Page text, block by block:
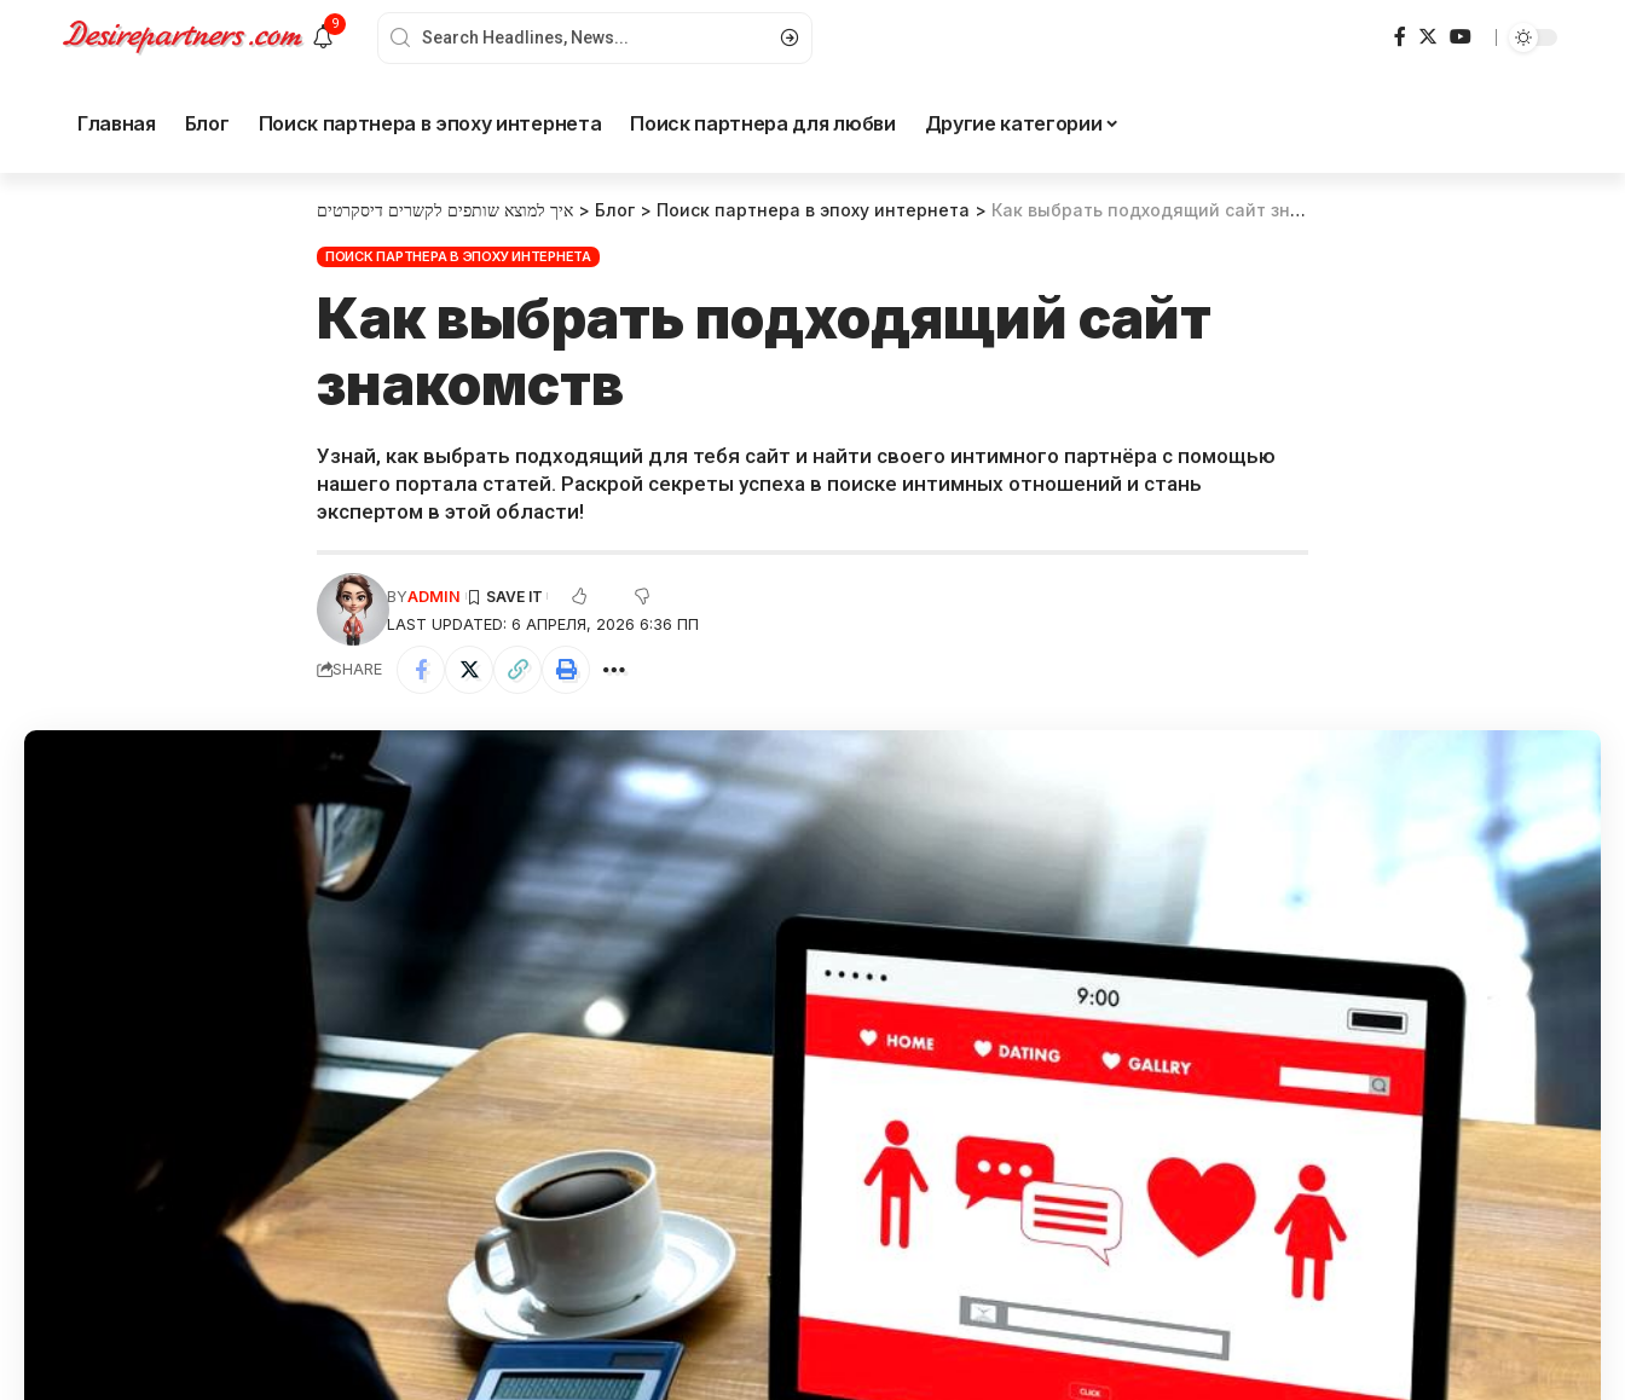
9
Главная Блог Поиск партнера в эпоху интернета Поиск партнера для любви Другие категории
איך למוצא שותפים לקשרים דיסקרטים > Блог > Поиск партнера в эпоху интернета > Как выбрать подходящий сайт знакомств
ПОИСК ПАРТНЕРА В ЭПОХУ ИНТЕРНЕТА
Как выбрать подходящий сайт
знакомств
Узнай, как выбрать подходящий для тебя сайт и найти своего интимного партнёра с помощью
нашего портала статей. Раскрой секреты успеха в поиске интимных отношений и стань
экспертом в этой области!
LAST UPDATED: 6 АПРЕЛЯ, 2026 6:36 ПП
BYADMIN
SHARE